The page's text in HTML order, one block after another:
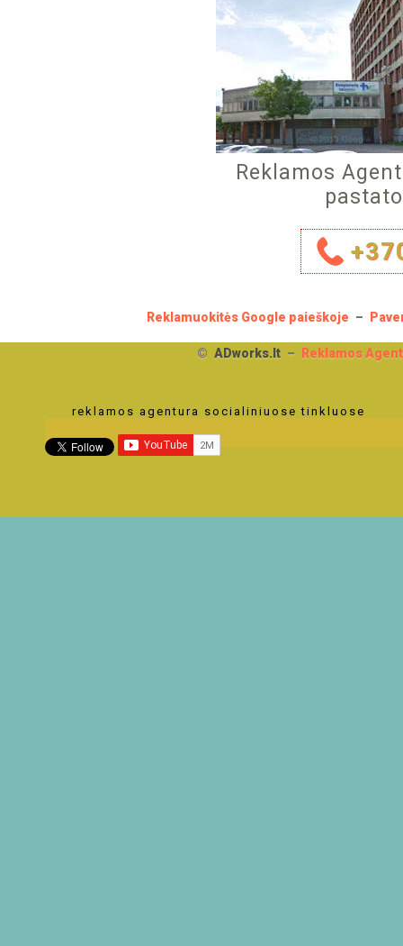
Reklamos
+
Reklamuokitės Google paieškoje –
© ADworks.lt – Reklamos
reklamos agentura socialiniuose tinkluose